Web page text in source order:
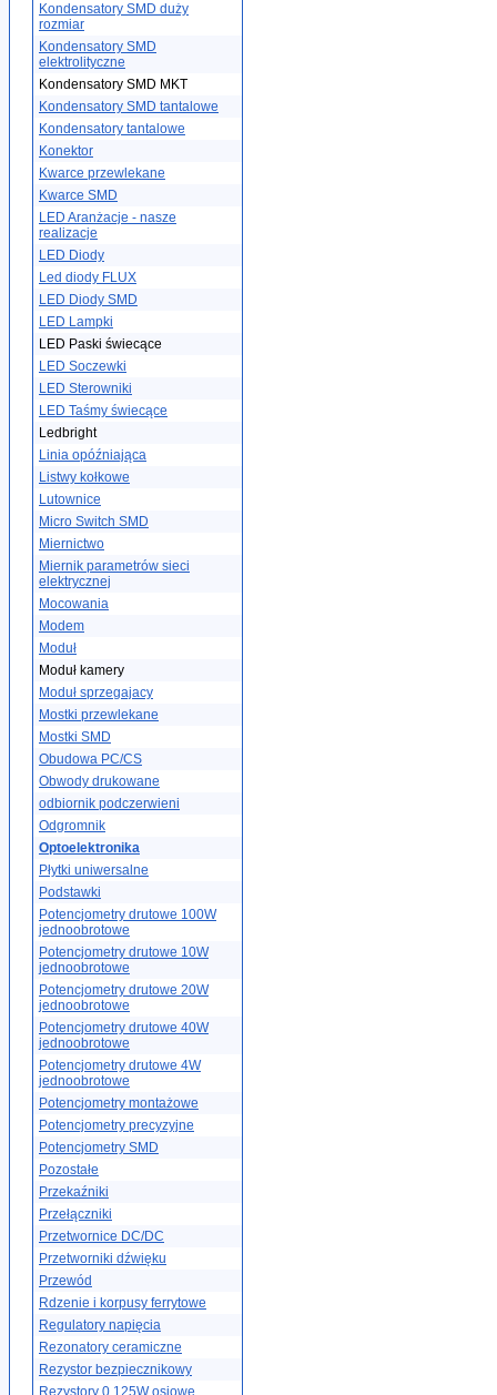
Kondensatory SMD duży
rozmiar
Kondensatory SMD
elektrolityczne
Kondensatory SMD MKT
Kondensatory SMD tantalowe
Kondensatory tantalowe
Konektor
Kwarce przewlekane
Kwarce SMD
LED Aranżacje - nasze
realizacje
LED Diody
Led diody FLUX
LED Diody SMD
LED Lampki
LED Paski świecące
LED Soczewki
LED Sterowniki
LED Taśmy świecące
Ledbright
Linia opóźniająca
Listwy kołkowe
Lutownice
Micro Switch SMD
Miernictwo
Miernik parametrów sieci
elektrycznej
Mocowania
Modem
Moduł
Moduł kamery
Moduł sprzegajacy
Mostki przewlekane
Mostki SMD
Obudowa PC/CS
Obwody drukowane
odbiornik podczerwieni
Odgromnik
Optoelektronika
Płytki uniwersalne
Podstawki
Potencjometry drutowe 100W
jednoobrotowe
Potencjometry drutowe 10W
jednoobrotowe
Potencjometry drutowe 20W
jednoobrotowe
Potencjometry drutowe 40W
jednoobrotowe
Potencjometry drutowe 4W
jednoobrotowe
Potencjometry montażowe
Potencjometry precyzyjne
Potencjometry SMD
Pozostałe
Przekaźniki
Przełączniki
Przetwornice DC/DC
Przetworniki dźwięku
Przewód
Rdzenie i korpusy ferrytowe
Regulatory napięcia
Rezonatory ceramiczne
Rezystor bezpiecznikowy
Rezystory 0.125W osiowe